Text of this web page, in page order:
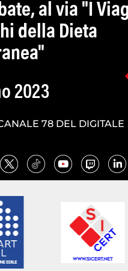
al via "I
della Dieta
2023
78 DEL DIGITALE